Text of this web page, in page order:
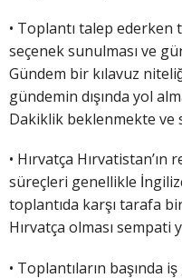
• Toplantı talep
seçenek sunulması ve
Gündem bir kılavuz
gündemin dışında yol
Dakiklik beklenmekte ve
• Hırvatça
süreçleri genellikle
toplantıda karşı tarafa
Hırvatça olması sempati
• Toplantıların başında